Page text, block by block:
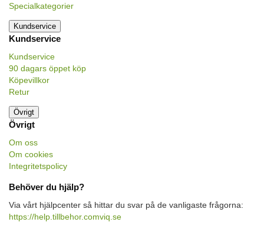
Specialkategorier
Kundservice
Kundservice
Kundservice
90 dagars öppet köp
Köpevillkor
Retur
Övrigt
Övrigt
Om oss
Om cookies
Integritetspolicy
Behöver du hjälp?
Via vårt hjälpcenter så hittar du svar på de vanligaste frågorna:
https://help.tillbehor.comviq.se